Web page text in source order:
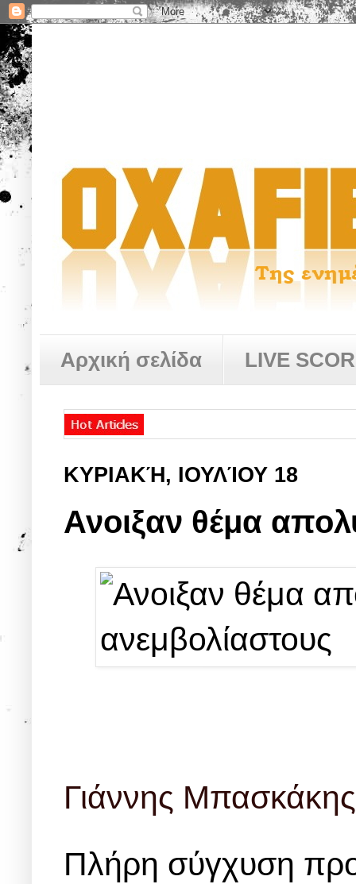
Αρχική σελίδα LIVE
ΚΥΡΙΑΚΉ, ΙΟΥΛΊΟΥ 18
Ανοιξαν θέμα
Γιάννης Μπασκάκης
Πλήρη σύγχυση